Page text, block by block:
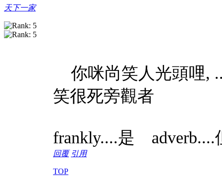
天下一家
你咪尚笑人光頭哩,
笑很死旁觀者
frankly....是 adverb....
回覆 引用
TOP